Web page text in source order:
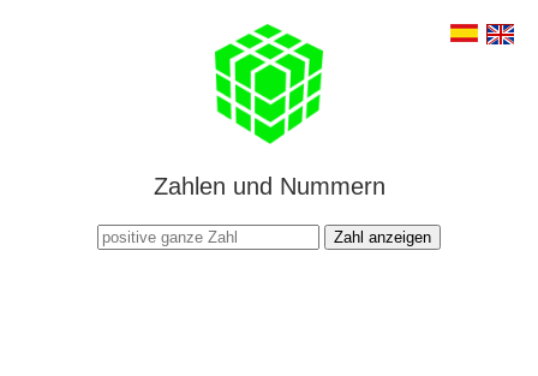
Zahlen und Nummern
Zahl anzeigen